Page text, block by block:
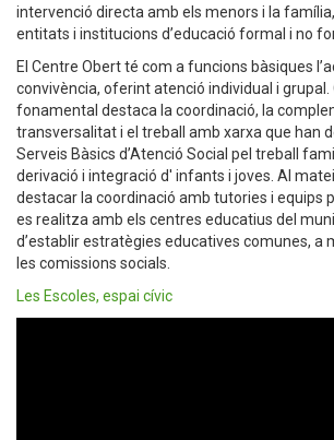
intervenció directa amb els menors i la
entitats i institucions d’educació formal i no
El Centre Obert té com a funcions bàsiques
convivència, oferint atenció individual i
fonamental destaca la coordinació, la
transversalitat i el treball amb xarxa que han
Serveis Bàsics d’Atenció Social pel treball
derivació i integració d' infants i joves. Al
destacar la coordinació amb tutories i equips
es realitza amb els centres educatius del
d’establir estratègies educatives comunes, a
les comissions socials.
Les Escoles, espai cívic